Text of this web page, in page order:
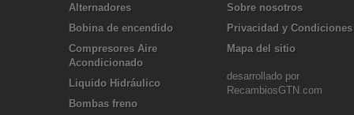
Alternadores
Bobina de encendido
Compresores Aire
Acondicionado
Liquido Hidráulico
Bombas freno
Sobre nosotros
Privacidad y Condiciones
Mapa del sitio
desarrollado por
RecambiosGTN.com